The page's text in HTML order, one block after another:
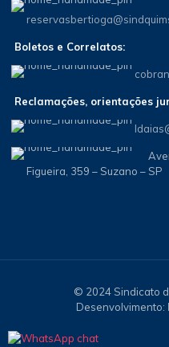
Boletos e Correlatos:
Reclamações, orientações
Figueira, 359 – Suzano – SP
© 2024 Sindicato
Desenvolvimento: